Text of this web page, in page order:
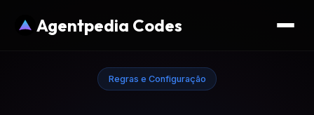
Agentpedia Codes
Regras e Configuração